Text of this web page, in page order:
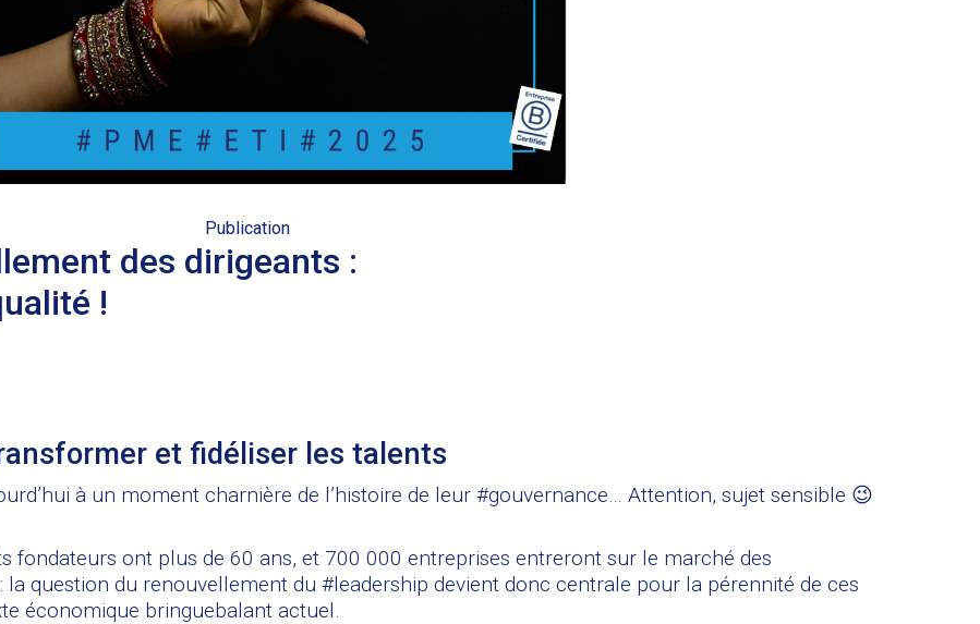
Publication
des dirigeants :
!
et fidéliser les talents
à un moment charnière de l’histoire de leur #gouvernance… Attention, sujet sensible 😉
fondateurs ont plus de 60 ans, et 700 000 entreprises entreront sur le marché des
question du renouvellement du #leadership devient donc centrale pour la pérennité de ces
économique bringuebalant actuel.​